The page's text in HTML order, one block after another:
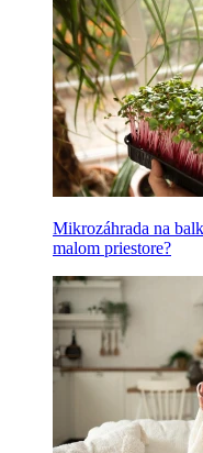
Mikrozáhrada na
malom priestore?